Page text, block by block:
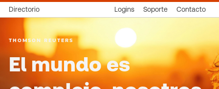
Directorio Logins Soporte Contacto
THOMSON REUTERS
El mundo es